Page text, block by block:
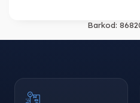
Barkod: